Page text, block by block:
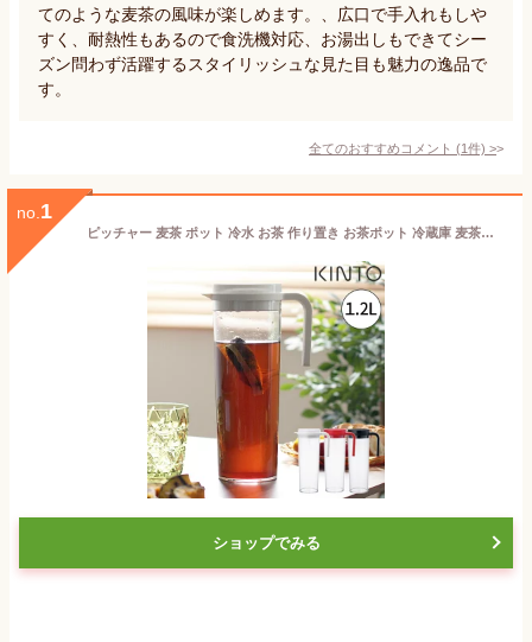
てのような麦茶の風味が楽しめます。、広口で手入れもしや
すく、耐熱性もあるので食洗機対応、お湯出しもできてシー
ズン問わず活躍するスタイリッシュな見た目も魅力の逸品で
す。
全てのおすすめコメント (1件) >
no. 1
ピッチャー 麦茶 ポット 冷水 お茶 作り置き お茶ポット 冷蔵庫 麦茶ポット 洗いやすい キントー 冷水筒 スリム ウォータージャグ 透明 水差し 水出し ボトル 食洗機 ホワイト ブラック 水入れ 水入れ容器 [ KINTO PLUG ウォータージャグ 1.2L ]
ショップでみる